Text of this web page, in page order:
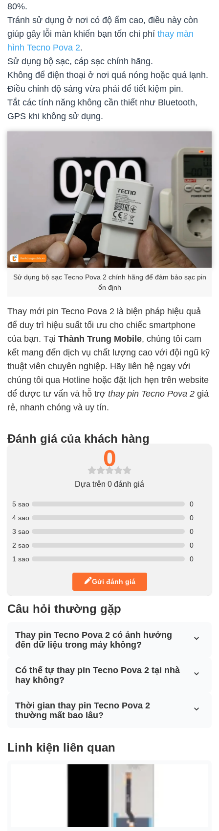
80%.
Tránh sử dụng ở nơi có độ ẩm cao, điều này còn
giúp gây lỗi màn khiến bạn tốn chi phí thay màn
hình Tecno Pova 2.
Sử dụng bộ sạc, cáp sạc chính hãng.
Không để điện thoại ở nơi quá nóng hoặc quá lạnh.
Điều chỉnh độ sáng vừa phải để tiết kiệm pin.
Tắt các tính năng không cần thiết như Bluetooth,
GPS khi không sử dụng.
Sử dụng bộ sạc Tecno Pova 2 chính hãng để đảm bảo sạc pin
ổn định
Thay mới pin Tecno Pova 2 là biện pháp hiệu quả
để duy trì hiệu suất tối ưu cho chiếc smartphone
của bạn. Tại Thành Trung Mobile, chúng tôi cam
kết mang đến dịch vụ chất lượng cao với đội ngũ kỹ
thuật viên chuyên nghiệp. Hãy liên hệ ngay với
chúng tôi qua Hotline hoặc đặt lịch hẹn trên website
để được tư vấn và hỗ trợ thay pin Tecno Pova 2 giá
rẻ, nhanh chóng và uy tín.
Đánh giá của khách hàng
0
Dựa trên 0 đánh giá
5 sao
0
4 sao
0
3 sao
0
2 sao
0
1 sao
0
Gửi đánh giá
Câu hỏi thường gặp
Thay pin Tecno Pova 2 có ảnh hưởng
đến dữ liệu trong máy không?
Có thể tự thay pin Tecno Pova 2 tại nhà
hay không?
Thời gian thay pin Tecno Pova 2
thường mất bao lâu?
Linh kiện liên quan